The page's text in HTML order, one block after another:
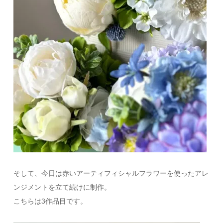
そして、今日は赤いアーティフィシャルフラワーを使ったアレ
ンジメントを立て続けに制作。
こちらは3作品目です。